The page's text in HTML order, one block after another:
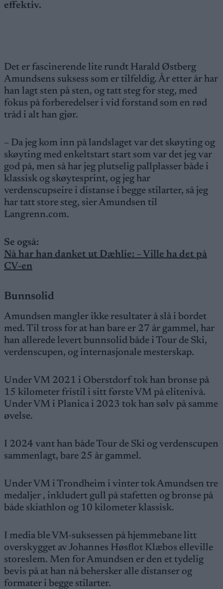
effektiv.
Det er fascinerende lite rundt Harald Østberg
Amundsens suksess som er tilfeldig. År etter år har
han lagt sten på sten, og tatt steg for steg, med
fokus på forberedelser i vid forstand som en rød
tråd i alt han gjør.
– Da jeg kom inn på landslaget var det skøyting og
skøyting med enkeltstart start som var det jeg var
god på, men så har jeg plutselig pallplasser både i
klassisk og skøytesprint, og jeg har
verdenscupseire i distanse i begge stilarter, så jeg
har tatt store steg, sier Amundsen til
Langrenn.com.
Se også:
Nå har han danket ut Dæhlie: – Ville ha det på
CV-en
Bunnsolid
Amundsen mangler ikke resultater å slå i bordet
med. Til tross for at han bare er 27 år gammel, har
han allerede levert bunnsolid både i Tour de Ski,
verdenscupen, og internasjonale mesterskap.
Under VM 2021 i Oberstdorf tok han bronse på
15 kilometer fristil i sitt første VM på elitenivå.
Under VM i Planica i 2023 tok han sølv på samme
øvelse.
I 2024 vant han både Tour de Ski og verdenscupen
sammenlagt, bare 25 år gammel.
Under VM i Trondheim i vinter tok Amundsen tre
medaljer , inkludert gull på stafetten og bronse på
både skiathlon og 10 kilometer klassisk.
I media ble VM-suksessen på hjemmebane litt
overskygget av Johannes Høsflot Klæbos elleville
storeslem. Men for Amundsen er den et tydelig
bevis på at han nå behersker alle distanser og
formater i begge stilarter.